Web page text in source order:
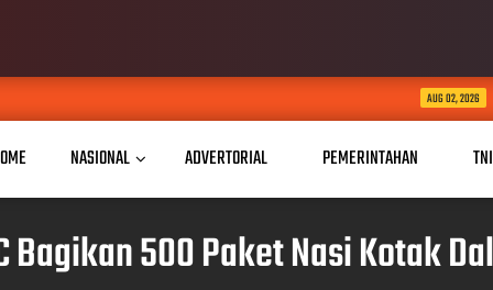
Somasi Diabaikan,
NASIONAL ADVERTORIAL PEMERINTAHAN
Bagikan 500 Paket Nasi Kotak